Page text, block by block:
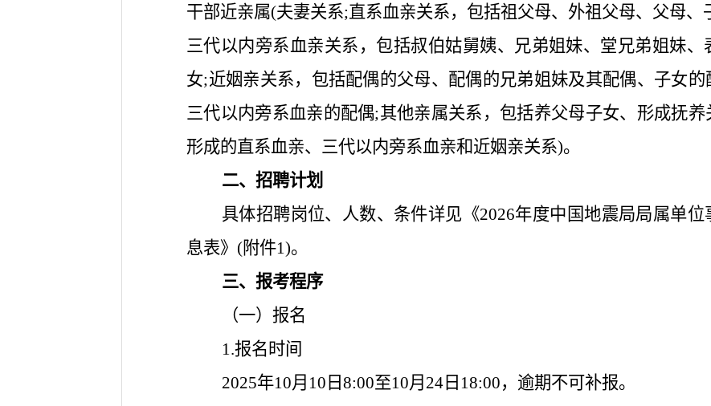
干部近亲属(夫妻关系;直系血亲关系，包括祖父母、外祖父母、父母、
三代以内旁系血亲关系，包括叔伯姑舅姨、兄弟姐妹、堂兄弟姐妹
女;近姻亲关系，包括配偶的父母、配偶的兄弟姐妹及其配偶、子女的
三代以内旁系血亲的配偶;其他亲属关系，包括养父母子女、形成抚
形成的直系血亲、三代以内旁系血亲和近姻亲关系)。
二、招聘计划
具体招聘岗位、人数、条件详见《2026年度中国地震局局属单
息表》(附件1)。
三、报考程序
（一）报名
1.报名时间
2025年10月10日8:00至10月24日18:00，逾期不可补报。